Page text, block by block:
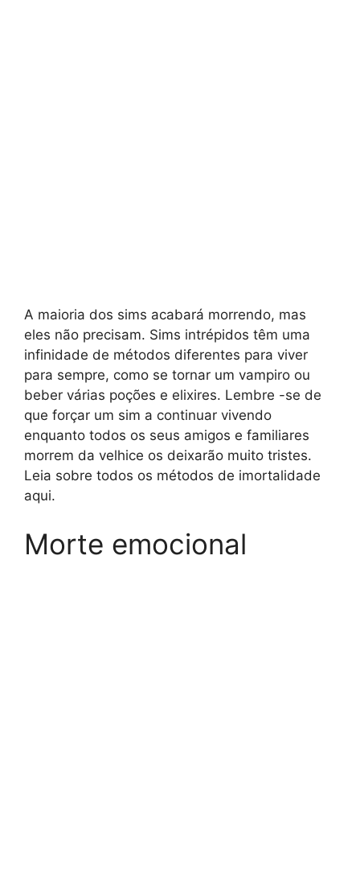
A maioria dos sims acabará morrendo, mas
eles não precisam. Sims intrépidos têm uma
infinidade de métodos diferentes para viver
para sempre, como se tornar um vampiro ou
beber várias poções e elixires. Lembre -se de
que forçar um sim a continuar vivendo
enquanto todos os seus amigos e familiares
morrem da velhice os deixarão muito tristes.
Leia sobre todos os métodos de imortalidade
aqui.
Morte emocional